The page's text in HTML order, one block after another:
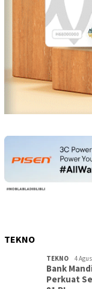
TEKNO
TEKNO 4
Bank
Perkuat